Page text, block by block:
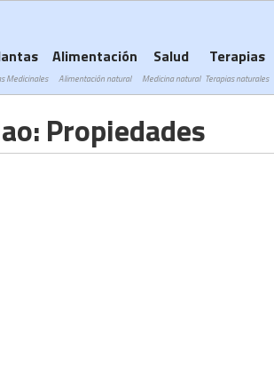
Propiedades
Medicinales
Alimentación
Alimentación natural
Salud
Medicina natural
Terapias
Terapias naturales